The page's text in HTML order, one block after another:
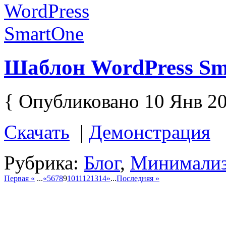
Шаблон WordPress
{ Опубликовано 10 Янв
Скачать | Демонстрация
Рубрика: Блог,
Первая « ...«567891011121314»...Последняя »